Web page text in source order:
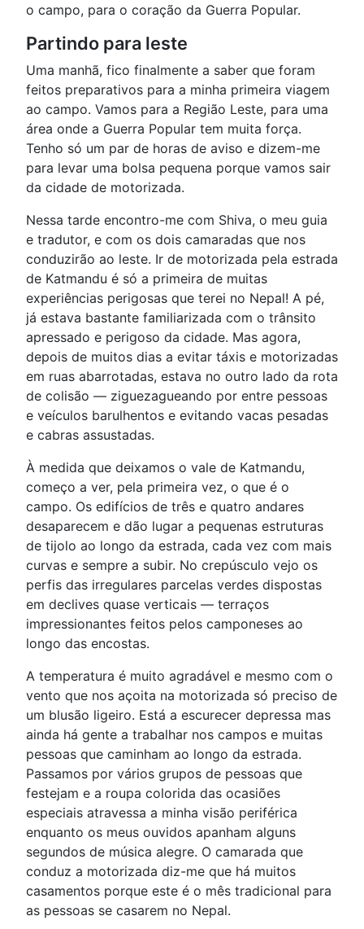
o campo, para o coração da Guerra Popular.
Partindo para leste
Uma manhã, fico finalmente a saber que foram
feitos preparativos para a minha primeira viagem
ao campo. Vamos para a Região Leste, para uma
área onde a Guerra Popular tem muita força.
Tenho só um par de horas de aviso e dizem-me
para levar uma bolsa pequena porque vamos sair
da cidade de motorizada.
Nessa tarde encontro-me com Shiva, o meu guia
e tradutor, e com os dois camaradas que nos
conduzirão ao leste. Ir de motorizada pela estrada
de Katmandu é só a primeira de muitas
experiências perigosas que terei no Nepal! A pé,
já estava bastante familiarizada com o trânsito
apressado e perigoso da cidade. Mas agora,
depois de muitos dias a evitar táxis e motorizadas
em ruas abarrotadas, estava no outro lado da rota
de colisão — ziguezagueando por entre pessoas
e veículos barulhentos e evitando vacas pesadas
e cabras assustadas.
À medida que deixamos o vale de Katmandu,
começo a ver, pela primeira vez, o que é o
campo. Os edifícios de três e quatro andares
desaparecem e dão lugar a pequenas estruturas
de tijolo ao longo da estrada, cada vez com mais
curvas e sempre a subir. No crepúsculo vejo os
perfis das irregulares parcelas verdes dispostas
em declives quase verticais — terraços
impressionantes feitos pelos camponeses ao
longo das encostas.
A temperatura é muito agradável e mesmo com o
vento que nos açoita na motorizada só preciso de
um blusão ligeiro. Está a escurecer depressa mas
ainda há gente a trabalhar nos campos e muitas
pessoas que caminham ao longo da estrada.
Passamos por vários grupos de pessoas que
festejam e a roupa colorida das ocasiões
especiais atravessa a minha visão periférica
enquanto os meus ouvidos apanham alguns
segundos de música alegre. O camarada que
conduz a motorizada diz-me que há muitos
casamentos porque este é o mês tradicional para
as pessoas se casarem no Nepal.